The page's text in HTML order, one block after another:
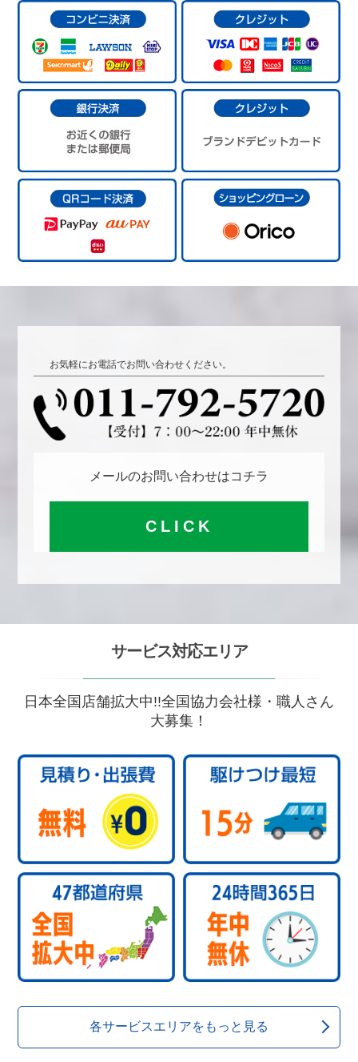
お気軽にお電話でお問い合わせください。
メールのお問い合わせはコチラ
CLICK
サービス対応エリア
日本全国店舗拡大中!!全国協力会社様・職人さん
大募集！
各サービスエリアをもっと見る